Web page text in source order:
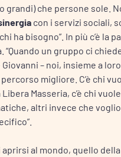
grandi) che persone sole.
con i servizi sociali,
ha bisogno”. In più c’è la
“Quando un gruppo ci
– noi, insieme a
migliore. C’è chi
Masseria, c’è chi
altri invece che
aprirsi al mondo, quello della